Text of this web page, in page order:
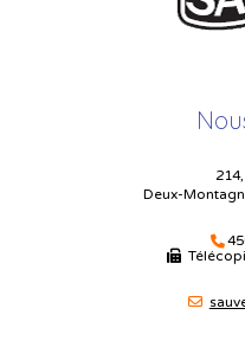
Deux-